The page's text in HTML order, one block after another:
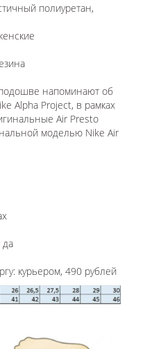
полиуретан,
напоминают об
Alpha Project, в рамках
Air Presto
моделью Nike Air
да
курьером, 490 рублей